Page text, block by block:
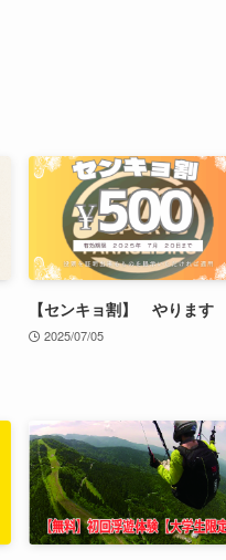
【センキョ割】 やります
2025/07/05